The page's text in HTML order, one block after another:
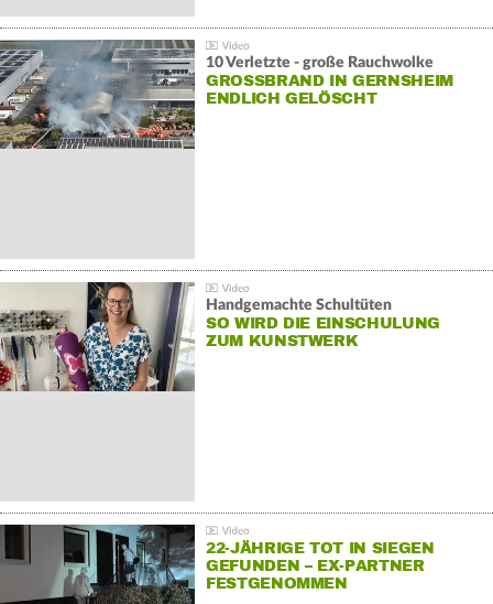
10 Verletzte - große Rauchwolke
GROSSBRAND IN GERNSHEIM E
NDLICH GELÖSCHT
Handgemachte Schultüten
SO WIRD DIE EINSCHULUNG
ZUM KUNSTWERK
22-JÄHRIGE TOT IN SIEGEN
GEFUNDEN – EX-PARTNER
FESTGENOMMEN